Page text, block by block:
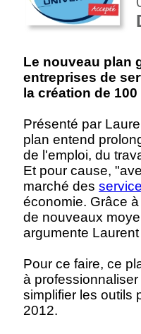
Le nouveau plan
entreprises de
la création de
Présenté par
plan entend
de l'emploi, du
Et pour cause,
marché des
économie. Grâce
de nouveaux
argumente
Pour ce faire, ce
à
simplifier les outils
2012.